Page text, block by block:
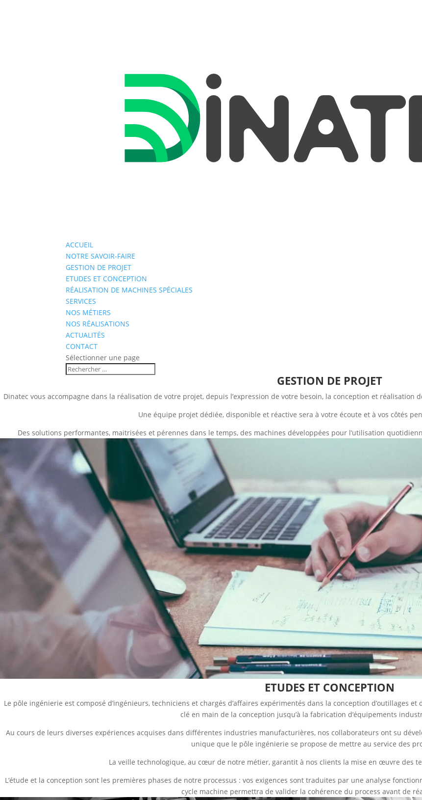
ACCUEIL
NOTRE SAVOIR-FAIRE
GESTION DE PROJET
ETUDES ET CONCEPTION
RÉALISATION DE MACHINES SPÉCIALES
SERVICES
NOS MÉTIERS
NOS RÉALISATIONS
ACTUALITÉS
CONTACT
Sélectionner une page
GESTION DE PROJET
Dinatec vous accompagne dans la réalisation de votre projet, depuis l’expression de votre besoin, la conception et
Une équipe projet dédiée, disponible et réactive sera à votre écoute et à vos côtés
Des solutions performantes, maitrisées et pérennes dans le temps, des machines développées pour l’utilisation
ETUDES ET CONCEPTION
Le pôle ingénierie est composé d’ingénieurs, techniciens et chargés d’affaires expérimentés dans la conception d’outillages
clé en main de la conception jusqu’à la fabrication d’équipements
Au cours de leurs diverses expériences acquises dans différentes industries manufacturières, nos collaborateurs ont su
unique que le pôle ingénierie se propose de mettre au service des
La veille technologique, au cœur de notre métier, garantit à nos clients la mise en œuvre des
L’étude et la conception sont les premières phases de notre processus : vos exigences sont traduites par une analyse
cycle machine permettra de valider la cohérence du process avant de